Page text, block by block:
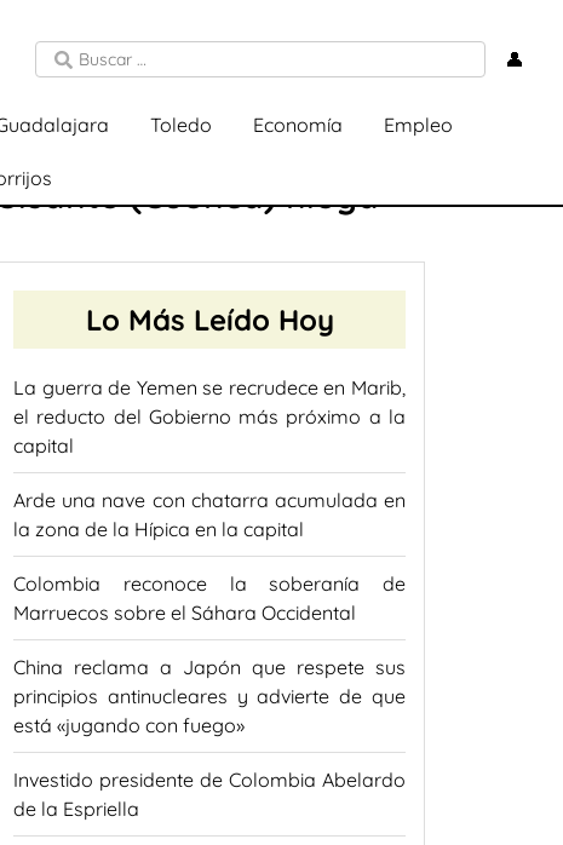
👤
Toledo Economía Empleo
(Cuenca) niega
Lo Más Leído Hoy
La guerra de Yemen se recrudece en Marib,
el reducto del Gobierno más próximo a la
capital
Arde una nave con chatarra acumulada en
la zona de la Hípica en la capital
Colombia reconoce la soberanía de
Marruecos sobre el Sáhara Occidental
China reclama a Japón que respete sus
principios antinucleares y advierte de que
está «jugando con fuego»
Investido presidente de Colombia Abelardo
de la Espriella